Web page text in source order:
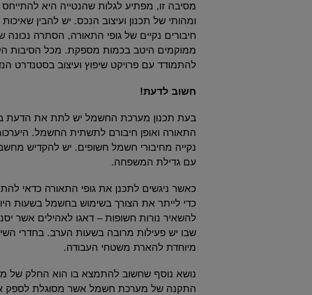
מסיבה זו, מפתיע לגלות שהנטייה היא
ומהותי של תכנון ועיצוב הנכס. יש להבין
חיבורים נקיים של גופי התאורה, הסתרה
ממוקמים היטב בכמות מספקת. מכל הסיבות
להתמודד עם פרויקט שיפוץ ועיצוב בסטנדרט
חשוב לדעת!
בעת תכנון מערכת החשמל יש לתת את הדעת
התאורה ואופן חיבורם לתשתית החשמל.
נקייה מחיבורי חשמל חשופים. יש להקדיש
עם גדילת המשפחה.
כאשר ניגשים לתכנן את גופי התאורה כדאי
כדי לייתר את הצורך בשימוש בחשמל בשעות
להשאיר נורות חשופות – דאגו לאהילים אשר
שבו יש פעילות מרובה בשעות הערב. בחדרי
מיוחדת להארת משטחי העבודה.
נושא נוסף שחשוב להתמצא בו הוא החלק של
התקנה של מערכת חשמל אשר מסוגלת לספק את